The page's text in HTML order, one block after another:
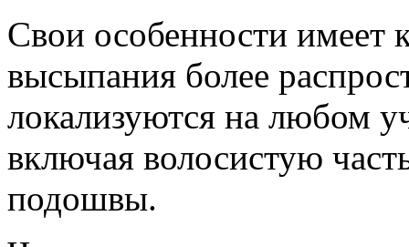
Свои особенности имеет
высыпа­ния более
локализуются на лю­бом
включая волосистую
подошвы.